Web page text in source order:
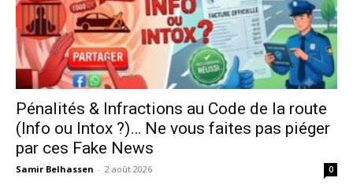
Pénalités & Infractions au Code de la route
(Info ou Intox ?)… Ne vous faites pas piéger
par ces Fake News
Samir Belhassen - 2 août 2026 0